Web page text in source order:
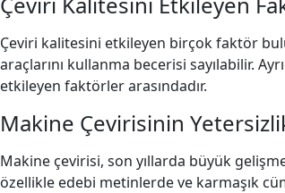
Çeviri kalitesini etkileyen birçok faktör
araçlarını kullanma becerisi sayılabilir.
etkileyen faktörler arasındadır.
Makine Çevirisinin
Makine çevirisi, son yıllarda büyük
özellikle edebi metinlerde ve karmaşık